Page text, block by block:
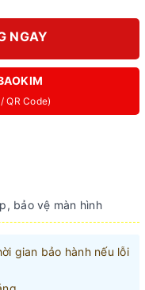
NGAY
QR Code)
bảo vệ màn hình
gian bảo hành nếu lỗi